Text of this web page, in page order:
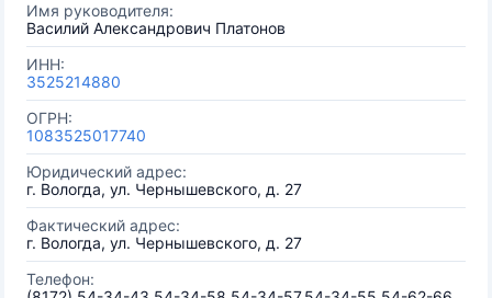
Имя руководителя:
Василий Александрович Платонов
ИНН:
3525214880
ОГРН:
1083525017740
Юридический адрес:
г. Вологда, ул. Чернышевского, д. 27
Фактический адрес:
г. Вологда, ул. Чернышевского, д. 27
Телефон: